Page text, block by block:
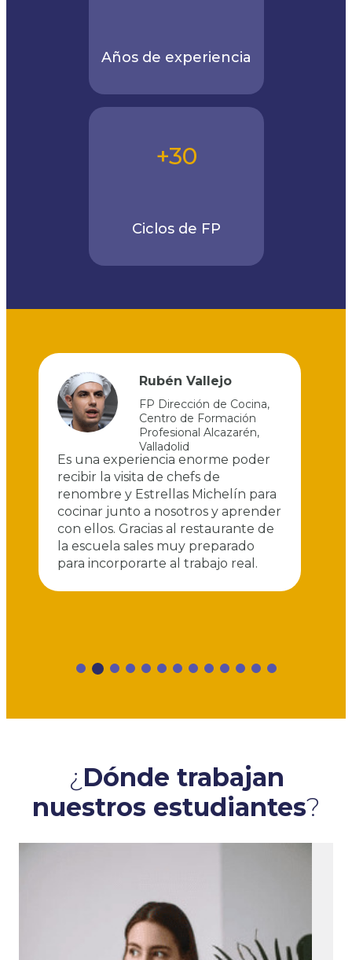
Años de experiencia
+30
Ciclos de FP
Rubén Vallejo
FP Dirección de Cocina,
Centro de Formación
Profesional Alcazarén,
Valladolid
Es una experiencia enorme poder
recibir la visita de chefs de
renombre y Estrellas Michelín para
cocinar junto a nosotros y aprender
con ellos. Gracias al restaurante de
la escuela sales muy preparado
para incorporarte al trabajo real.
¿ Dónde trabajan
nuestros estudiantes?